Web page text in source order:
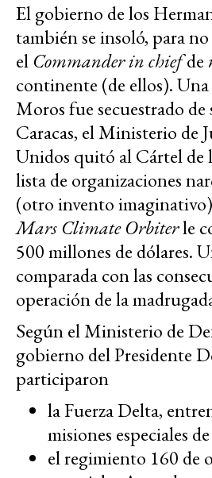
El gobierno de los
también se insoló, para
el Commander in chiefde
continente (de ellos).
Moros fue secuestrado
Caracas, el Ministerio de
Unidos quitó al Cártel de
lista de organizaciones
(otro invento
Mars Climate Orbiterle
500 millones de dólares.
comparada con las
operación de la
Según el Ministerio de
gobierno del Presidente
participaron
la Fuerza Delta,
misiones especiales
el regimiento 160 de